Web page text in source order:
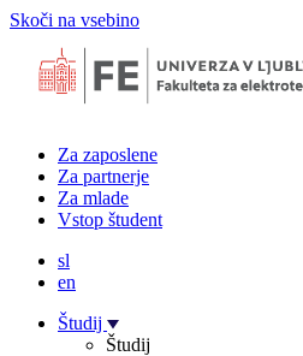
Skoči na vsebino
Za zaposlene
Za partnerje
Za mlade
Vstop študent
sl
en
Študij
Študij